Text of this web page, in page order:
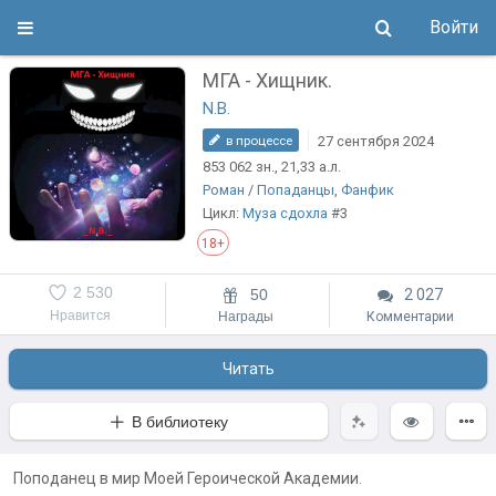
Войти
МГА - Хищник.
N.B.
в процессе
27 сентября 2024
853 062 зн., 21,33 а.л.
Роман / Попаданцы, Фанфик
Цикл: Муза сдохла #3
18+
Нравится
2 530 50
Награды
2 027
Комментарии
Читать
В библиотеку
Поподанец в мир Моей Героической Академии.